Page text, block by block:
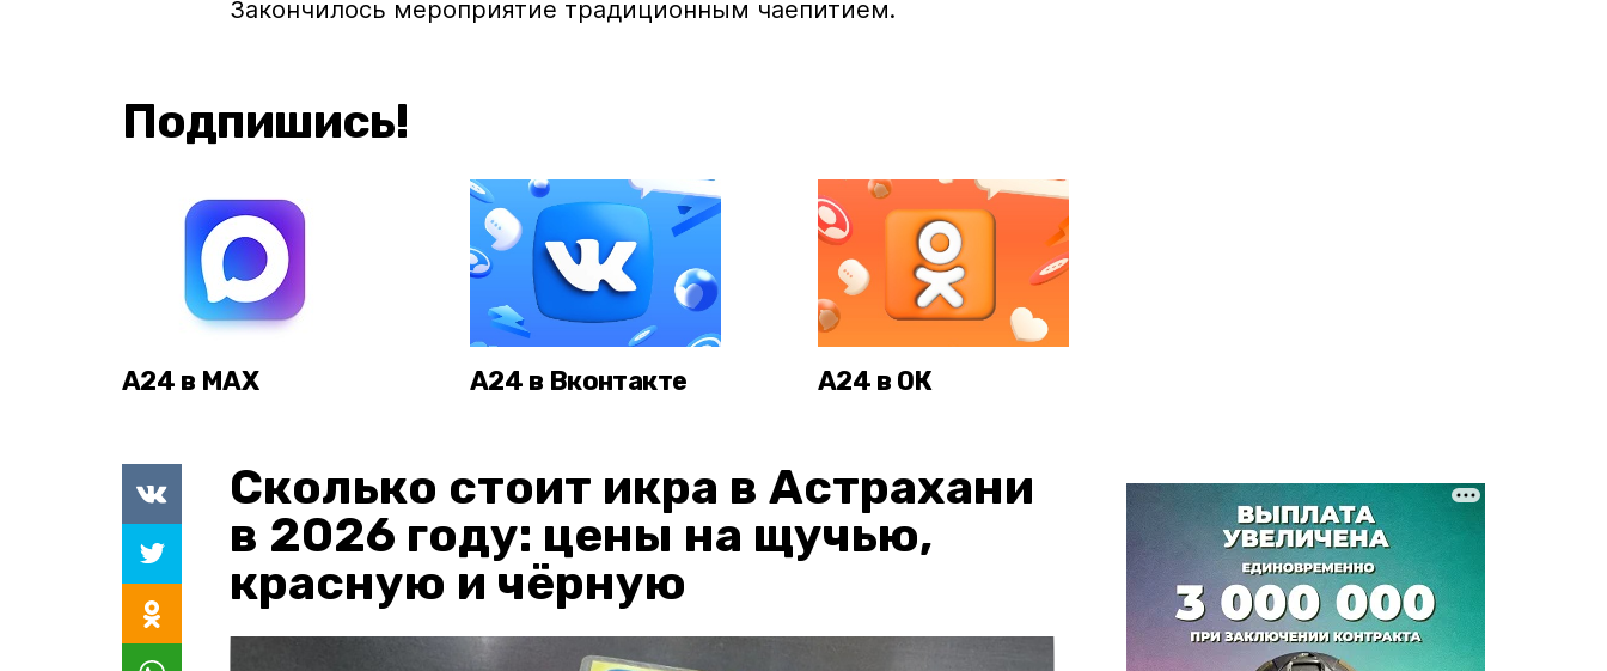
Закончилось мероприятие традиционным чаепитием.
Подпишись!
А24 в MAX А24 в Вконтакте А24 в ОК
Сколько стоит икра в Астрахани
в 2026 году: цены на щучью,
красную и чёрную